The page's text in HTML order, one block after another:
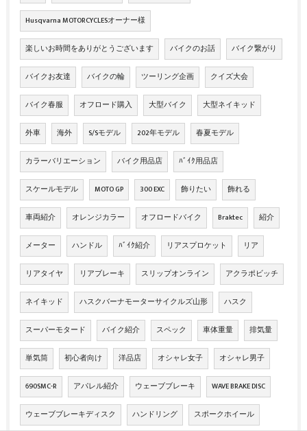
Husqvarna MOTORCYCLESオーナー様
楽しいお時間をありがとうございます バイクのお話 バイク繋がり
バイクお友達 バイクの輪 ツーリング企画 クイズ大会
バイク春服 オフロード購入 大型バイク 大型ネイキッド
外車 海外 S/Sモデル 202年モデル 春夏モデル
カラーバリエーション バイク用品店 ﾊﾞｲｸ用品店
スケールモデル MOTO GP 300 EXC 飾りたい 飾れる
車両紹介 オレンジカラー オフロードバイク Braktec 紹介
メーター ハンドル ﾊﾞｲｸ紹介 リアスプロケット リア
リアタイヤ リアブレーキ スリップオンライン アクラポビッチ
ネイキッド ハスクバーナモーターサイクルズ山形 ハスク
スーパーモタード バイク紹介 スペック 車体重量 排気量
単気筒 初心者向け 洋品店 オシャレ女子 オシャレ男子
690SMC-R アパレル紹介 ウェーブブレーキ WAVE BRAKE DISC
ウェーブブレーキディスク ハンドリング スポークホイール